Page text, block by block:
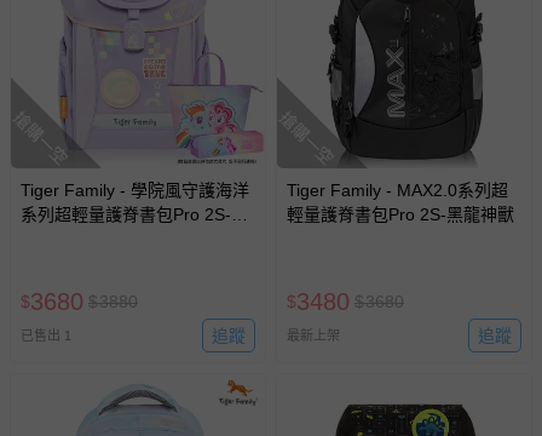
搶購一空
Tiger Family - 學院風守護海洋
系列超輕量護脊書包Pro 2S-柔
$3680 $3880
已售出 1 追蹤
搶購一空
Tiger Family - MAX2.0系列超
輕量護脊書包Pro 2S-黑龍神獸
$3480 $3680
最新上架 追蹤